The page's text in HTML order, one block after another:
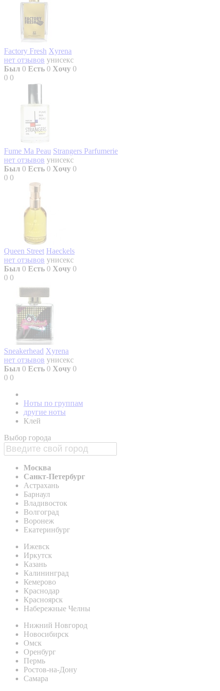
Factory Fresh Xyrena
нет отзывов унисекс
Был 0 Есть 0 Хочу 0
0 0
Fume Ma Peau Strangers Parfumerie
нет отзывов унисекс
Был 0 Есть 0 Хочу 0
0 0
Queen Street Haeckels
нет отзывов унисекс
Был 0 Есть 0 Хочу 0
0 0
Sneakerhead Xyrena
нет отзывов унисекс
Был 0 Есть 0 Хочу 0
0 0
Ноты по группам
другие ноты
Клей
Выбор города
Москва
Санкт-Петербург
Астрахань
Барнаул
Владивосток
Волгоград
Воронеж
Екатеринбург
Ижевск
Иркутск
Казань
Калининград
Кемерово
Краснодар
Красноярск
Набережные Челны
Нижний Новгород
Новосибирск
Омск
Оренбург
Пермь
Ростов-на-Дону
Самара